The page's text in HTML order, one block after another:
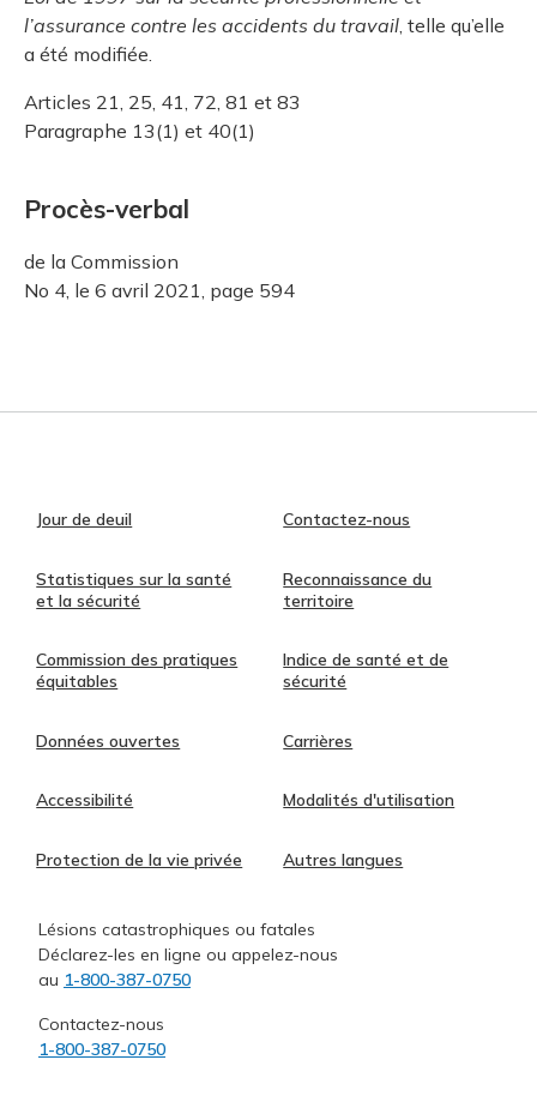
l’assurance contre les accidents du travail, telle qu’elle
a été modifiée.
Articles 21, 25, 41, 72, 81 et 83
Paragraphe 13(1) et 40(1)
Procès-verbal
de la Commission
No 4, le 6 avril 2021, page 594
Jour de deuil Contactez-nous
Statistiques sur la santé
et la sécurité
Reconnaissance du
territoire
Commission des pratiques
équitables
Indice de santé et de
sécurité
Données ouvertes Carrières
Accessibilité Modalités d'utilisation
Protection de la vie privée Autres langues
Lésions catastrophiques ou fatales
Déclarez-les en ligne ou appelez-nous
au 1-800-387-0750
Contactez-nous
1-800-387-0750